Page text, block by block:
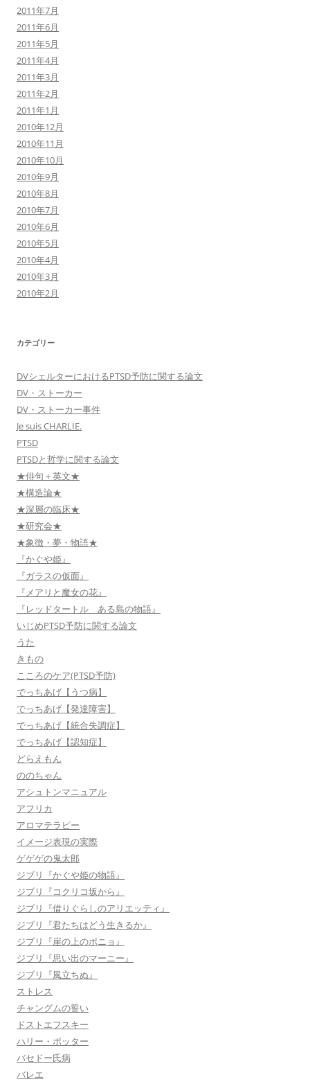
2011年7月
2011年6月
2011年5月
2011年4月
2011年3月
2011年2月
2011年1月
2010年12月
2010年11月
2010年10月
2010年9月
2010年8月
2010年7月
2010年6月
2010年5月
2010年4月
2010年3月
2010年2月
カテゴリー
DVシェルターにおけるPTSD予防に関する論文
DV・ストーカー
DV・ストーカー事件
Je suis CHARLIE.
PTSD
PTSDと哲学に関する論文
★俳句＋英文★
★構造論★
★深層の臨床★
★研究会★
★象徴・夢・物語★
『かぐや姫』
『ガラスの仮面』
『メアリと魔女の花』
『レッドタートル ある島の物語』
いじめPTSD予防に関する論文
うた
きもの
こころのケア(PTSD予防)
でっちあげ【うつ病】
でっちあげ【発達障害】
でっちあげ【統合失調症】
でっちあげ【認知症】
どらえもん
ののちゃん
アシュトンマニュアル
アフリカ
アロマテラピー
イメージ表現の実際
ゲゲゲの鬼太郎
ジブリ『かぐや姫の物語』
ジブリ『コクリコ坂から』
ジブリ『借りぐらしのアリエッティ』
ジブリ『君たちはどう生きるか』
ジブリ『崖の上のポニョ』
ジブリ『思い出のマーニー』
ジブリ『風立ちぬ』
ストレス
チャングムの誓い
ドストエフスキー
ハリー・ポッター
バセドー氏病
バレエ